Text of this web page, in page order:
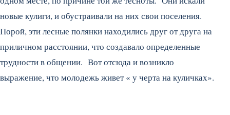
новые кулиги, и обустраивали на них свои поселения.
Порой, эти лесные полянки находились друг от друга на
приличном расстоянии, что создавало определенные
трудности в общении. Вот отсюда и возникло
выражение, что молодежь живет « у черта на куличках».